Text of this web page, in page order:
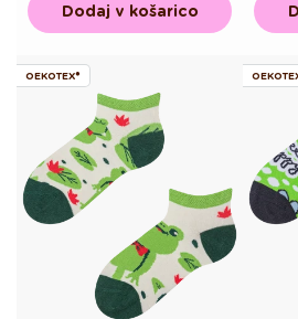
Dodaj v košarico
OEKOTEX®